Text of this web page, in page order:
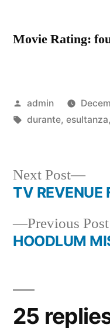
Movie Rating:
Posted
by
admin
Tags:
durante, esultanza,
Post
navigation
Previous Post
HOODLUM
Next Post
Next
TV REVENUE
25